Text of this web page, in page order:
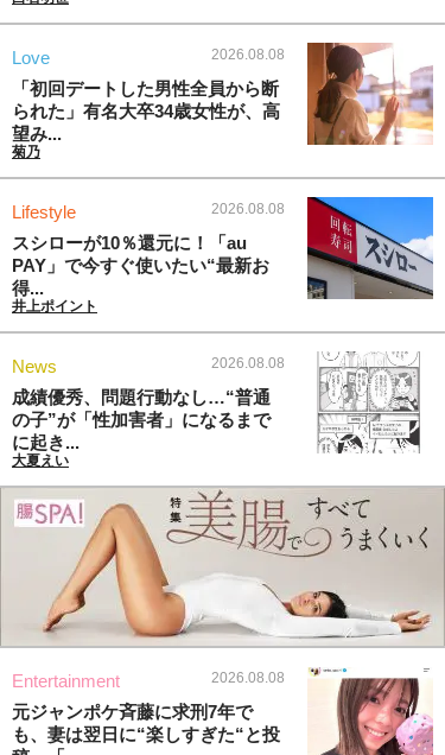
Love 2026.08.08
「初回デートした男性全員から断
られた」有名大卒34歳女性が、高
望み...
菊乃
Lifestyle 2026.08.08
スシローが10％還元に！「au
PAY」で今すぐ使いたい“最新お
得...
井上ポイント
News 2026.08.08
成績優秀、問題行動なし…“普通
の子”が「性加害者」になるまで
に起き...
大夏えい
Entertainment 2026.08.08
元ジャンポケ斉藤に求刑7年で
も、妻は翌日に“楽しすぎた“と投